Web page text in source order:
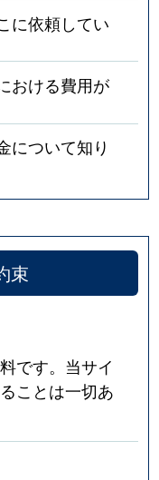
に依頼してい
おける費用が
について知り
束
です。当サイ
ことは一切あ